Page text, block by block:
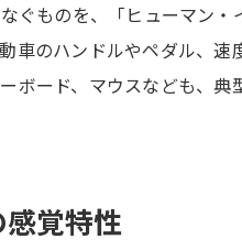
進路
新学年
ぐものを、「ヒューマン・
車のハンドルやペダル、速
ボード、マウスなども、典
覚特性